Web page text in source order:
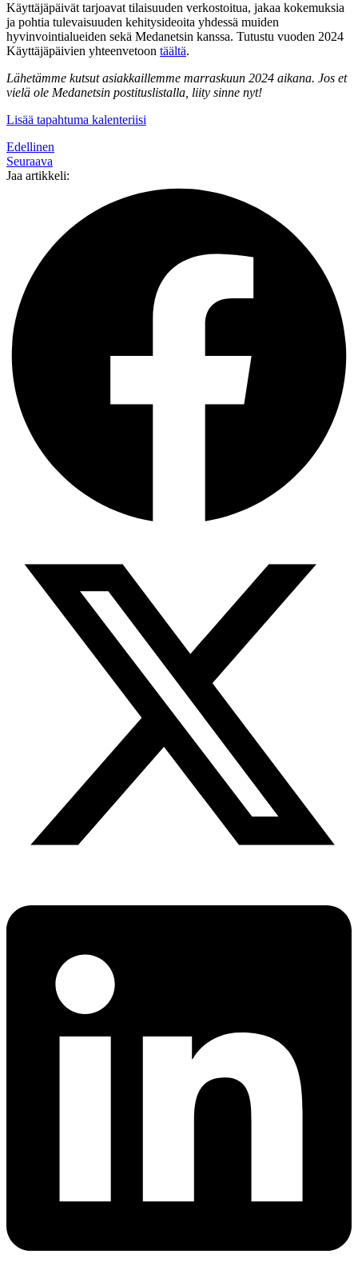
Käyttäjäpäivät tarjoavat tilaisuuden verkostoitua, jakaa kokemuksia
ja pohtia tulevaisuuden kehitysideoita yhdessä muiden
hyvinvointialueiden sekä Medanetsin kanssa. Tutustu vuoden 2024
Käyttäjäpäivien yhteenvetoon täältä.
Lähetämme kutsut asiakkaillemme marraskuun 2024 aikana. Jos et
vielä ole Medanetsin postituslistalla, liity sinne nyt!
Lisää tapahtuma kalenteriisi
Edellinen
Seuraava
Jaa artikkeli: